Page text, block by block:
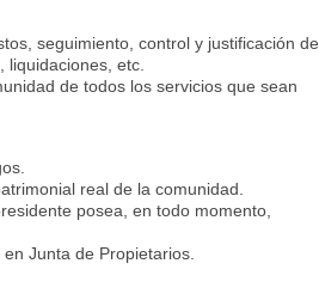
seguimiento, control y justificación de
etc.
de todos los servicios que sean
real de la comunidad.
posea, en todo momento,
Junta de Propietarios.